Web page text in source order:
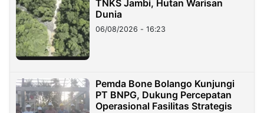
TNKS Jambi, Hutan Warisan
Dunia
06/08/2026 - 16:23
Pemda Bone Bolango Kunjungi
PT BNPG, Dukung Percepatan
Operasional Fasilitas Strategis